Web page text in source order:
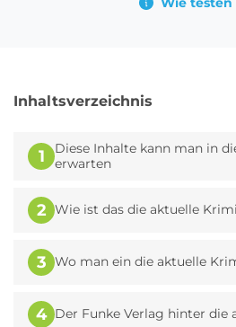
Inhaltsverzeichnis
1
Diese Inhalte kann man in
erwarten
2 Wie ist das die aktuelle
3 Wo man ein die aktuelle
4 Der Funke Verlag hinter die